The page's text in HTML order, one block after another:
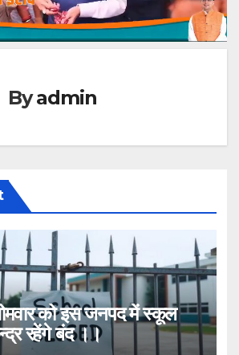
Byadmin
को इस जनपद में स्कूल
रहेंगे बंद ।।